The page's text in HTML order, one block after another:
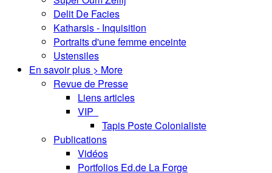
Delit De Facies
Katharsis - Inquisition
Portraits d'une femme enceinte
Ustensiles
En savoir plus > More
Revue de Presse
Liens articles
VIP
Tapis Poste Colonialiste
Publications
Vidéos
Portfolios Ed.de La Forge